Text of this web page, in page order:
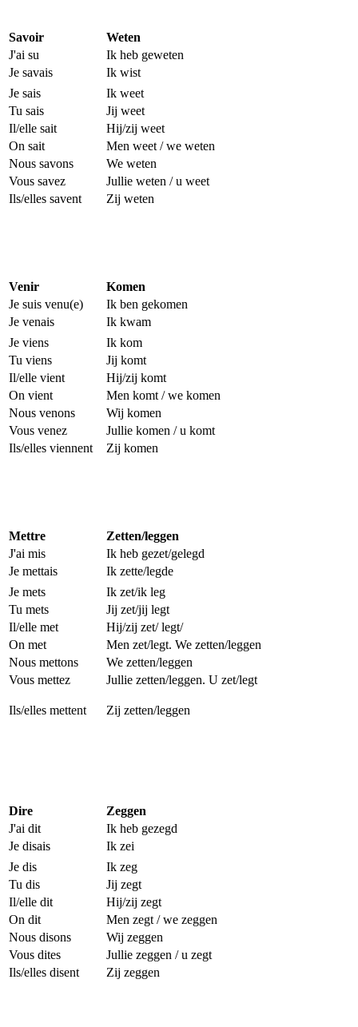
Savoir
Weten
J'ai su
Ik heb geweten
Je savais
Ik wist
Je sais
Ik weet
Tu sais
Jij weet
Il/elle sait
Hij/zij weet
On sait
Men weet / we weten
Nous savons
We weten
Vous savez
Jullie weten / u weet
Ils/elles savent
Zij weten
Venir
Komen
Je suis venu(e)
Ik ben gekomen
Je venais
Ik kwam
Je viens
Ik kom
Tu viens
Jij komt
Il/elle vient
Hij/zij komt
On vient
Men komt / we komen
Nous venons
Wij komen
Vous venez
Jullie komen / u komt
Ils/elles viennent
Zij komen
Mettre
Zetten/leggen
J'ai mis
Ik heb gezet/gelegd
Je mettais
Ik zette/legde
Je mets
Ik zet/ik leg
Tu mets
Jij zet/jij legt
Il/elle met
Hij/zij zet/ legt/
On met
Men zet/legt. We zetten/leggen
Nous mettons
We zetten/leggen
Vous mettez
Jullie zetten/leggen. U zet/legt
Ils/elles mettent Zij zetten/leggen
Dire
Zeggen
J'ai dit
Ik heb gezegd
Je disais
Ik zei
Je dis
Ik zeg
Tu dis
Jij zegt
Il/elle dit
Hij/zij zegt
On dit
Men zegt / we zeggen
Nous disons
Wij zeggen
Vous dites
Jullie zeggen / u zegt
Ils/elles disent
Zij zeggen